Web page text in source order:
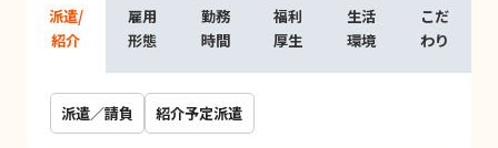
派遣/
紹介
雇用
形態
勤務
時間
福利
厚生
生活
環境
こだ
わり
派遣／請負 紹介予定派遣